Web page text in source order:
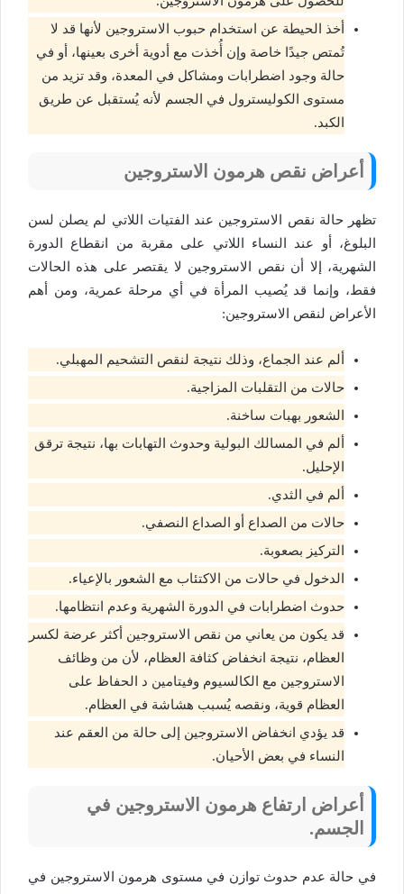
أخذ الحيطة عن استخدام حبوب الاستروجين لأنها قد لا
تُمتص جيدًا خاصة وإن أُخذت مع أدوية أخرى بعينها، أو في
حالة وجود اضطرابات ومشاكل في المعدة، وقد تزيد من
مستوى الكوليسترول في الجسم لأنه يُستقبل عن طريق
الكبد.
أعراض نقص هرمون الاستروجين
تظهر حالة نقص الاستروجين عند الفتيات اللاتي لم يصلن لسن
البلوغ، أو عند النساء اللاتي على مقربة من انقطاع الدورة
الشهرية، إلا أن نقص الاستروجين لا يقتصر على هذه الحالات
فقط، وإنما قد يُصيب المرأة في أي مرحلة عمرية، ومن أهم
الأعراض لنقص الاستروجين:
ألم عند الجماع، وذلك نتيجة لنقص التشحيم المهبلي.
حالات من التقلبات المزاجية.
الشعور بهبات ساخنة.
ألم في المسالك البولية وحدوث التهابات بها، نتيجة ترقق
الإحليل.
ألم في الثدي.
حالات من الصداع أو الصداع النصفي.
التركيز بصعوبة.
الدخول في حالات من الاكتئاب مع الشعور بالإعياء.
حدوث اضطرابات في الدورة الشهرية وعدم انتظامها.
قد يكون من يعاني من نقص الاستروجين أكثر عرضة لكسر
العظام، نتيجة انخفاض كثافة العظام، لأن من وظائف
الاستروجين مع الكالسيوم وفيتامين د الحفاظ على
العظام قوية، ونقصه يُسبب هشاشة في العظام.
قد يؤدي انخفاض الاستروجين إلى حالة من العقم عند
النساء في بعض الأحيان.
أعراض ارتفاع هرمون الاستروجين في
الجسم.
في حالة عدم حدوث توازن في مستوى هرمون الاستروجين في